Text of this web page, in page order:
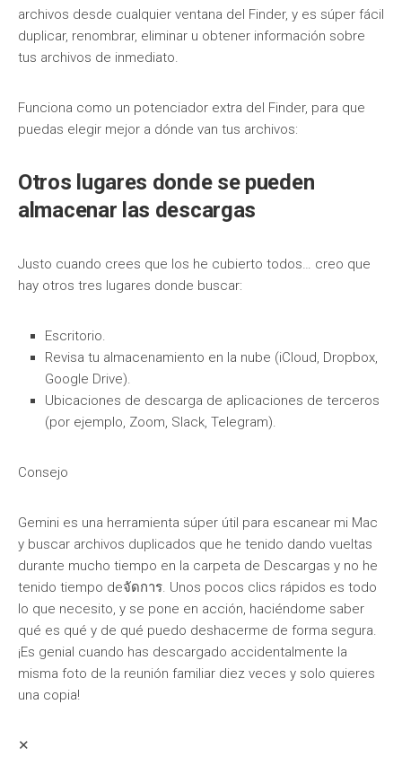
archivos desde cualquier ventana del Finder, y es súper fácil
duplicar, renombrar, eliminar u obtener información sobre
tus archivos de inmediato.
Funciona como un potenciador extra del Finder, para que
puedas elegir mejor a dónde van tus archivos:
Otros lugares donde se pueden
almacenar las descargas
Justo cuando crees que los he cubierto todos… creo que
hay otros tres lugares donde buscar:
Escritorio.
Revisa tu almacenamiento en la nube (iCloud, Dropbox,
Google Drive).
Ubicaciones de descarga de aplicaciones de terceros
(por ejemplo, Zoom, Slack, Telegram).
Consejo
Gemini es una herramienta súper útil para escanear mi Mac
y buscar archivos duplicados que he tenido dando vueltas
durante mucho tiempo en la carpeta de Descargas y no he
tenido tiempo deจัดการ. Unos pocos clics rápidos es todo
lo que necesito, y se pone en acción, haciéndome saber
qué es qué y de qué puedo deshacerme de forma segura.
¡Es genial cuando has descargado accidentalmente la
misma foto de la reunión familiar diez veces y solo quieres
una copia!
✕